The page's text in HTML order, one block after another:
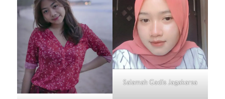
Salamah Gadis Jagakarsa